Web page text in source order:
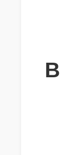
B